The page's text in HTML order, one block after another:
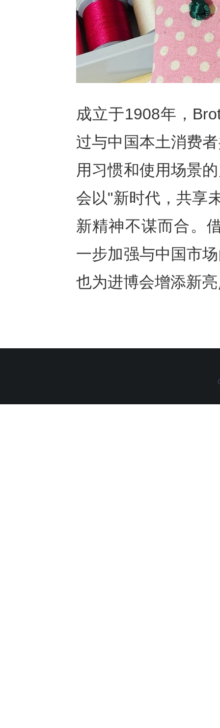
成立于1908年，
过与中国本土消费
用习惯和使用场景
会以"新时代，共享
新精神不谋而合。
一步加强与中国市
也为进博会增添新